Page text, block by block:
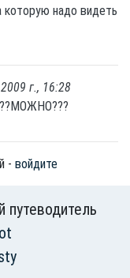
надо видеть
г., 16:28
- войдите